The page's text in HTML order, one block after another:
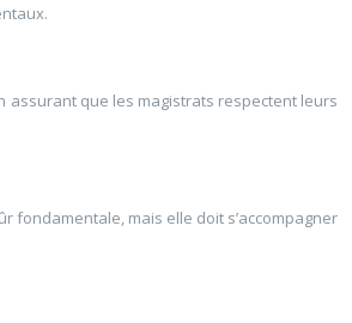
assurant que les magistrats respectent leurs
fondamentale, mais elle doit s’accompagner